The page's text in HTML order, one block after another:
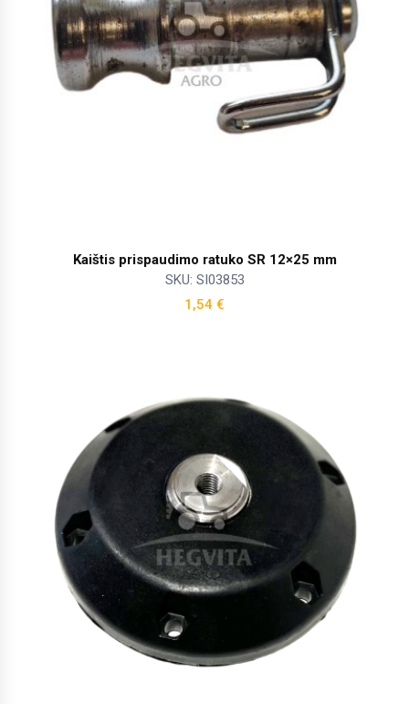
Kaištis prispaudimo ratuko SR 12×25 mm
SKU: SI03853
1,54 €